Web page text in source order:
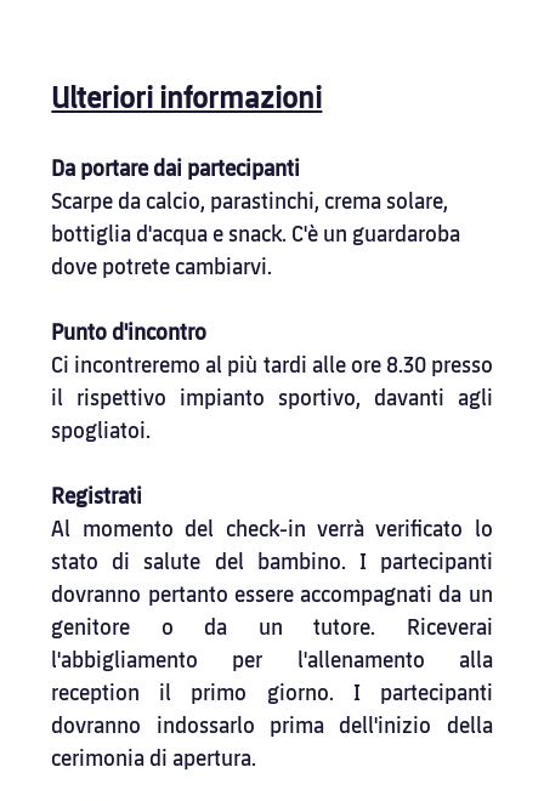
Ulteriori informazioni
Da portare dai partecipanti
Scarpe da calcio, parastinchi, crema solare,
bottiglia d'acqua e snack. C'è un guardaroba
dove potrete cambiarvi.
Punto d'incontro
Ci incontreremo al più tardi alle ore 8.30 presso
il rispettivo impianto sportivo, davanti agli
spogliatoi.
Registrati
Al momento del check-in verrà verificato lo
stato di salute del bambino. I partecipanti
dovranno pertanto essere accompagnati da un
genitore o da un tutore. Riceverai
l'abbigliamento per l'allenamento alla
reception il primo giorno. I partecipanti
dovranno indossarlo prima dell'inizio della
cerimonia di apertura.